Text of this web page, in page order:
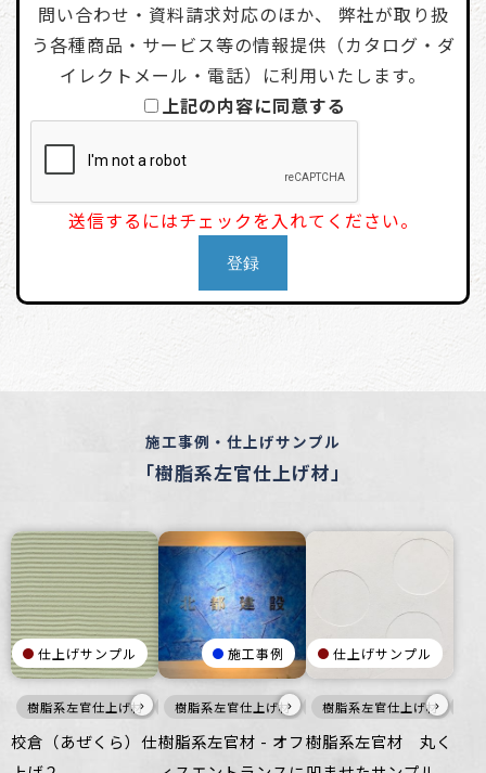
問い合わせ・資料請求対応のほか、 弊社が取り扱
う各種商品・サービス等の情報提供（カタログ・ダ
イレクトメール・電話）に利用いたします。
上記の内容に同意する
送信するにはチェックを入れてください。
施工事例・仕上げサンプル
「樹脂系左官仕上げ材」
仕上げサンプル
樹脂系左官仕上げ材 寒色 壁
›
校倉（あぜくら）仕
施工事例
樹脂系左官仕上げ材 寒色 壁
›
樹脂系左官材 - オフ
仕上げサンプル
樹脂系左官仕上げ材›
樹脂系左官材 丸く